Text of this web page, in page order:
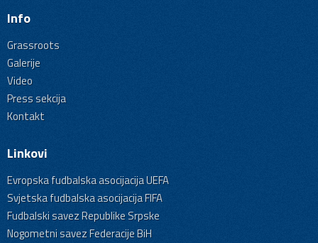
Info
Grassroots
Galerije
Video
Press sekcija
Kontakt
Linkovi
Evropska fudbalska asocijacija UEFA
Svjetska fudbalska asocijacija FIFA
Fudbalski savez Republike Srpske
Nogometni savez Federacije BiH